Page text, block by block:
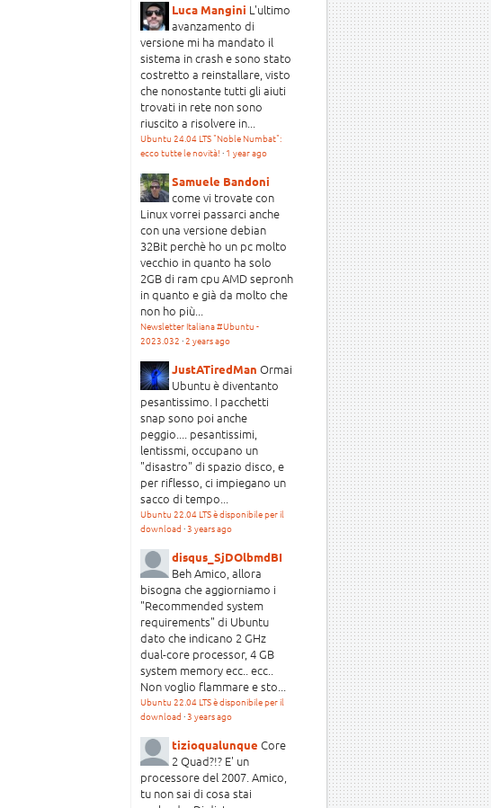
Luca Mangini L'ultimo
avanzamento di
versione mi ha mandato il
sistema in crash e sono stato
costretto a reinstallare, visto
che nonostante tutti gli aiuti
trovati in rete non sono
riuscito a risolvere in...
Ubuntu 24.04 LTS "Noble Numbat":
ecco tutte le novità! · 1 year ago
Samuele Bandoni
come vi trovate con
Linux vorrei passarci anche
con una versione debian
32Bit perchè ho un pc molto
vecchio in quanto ha solo
2GB di ram cpu AMD sepronh
in quanto e già da molto che
non ho più...
Newsletter Italiana #Ubuntu -
2023.032 ·2 years ago
JustATiredMan Ormai
Ubuntu è diventanto
pesantissimo. I pacchetti
snap sono poi anche
peggio.... pesantissimi,
lentissmi, occupano un
"disastro" di spazio disco, e
per riflesso, ci impiegano un
sacco di tempo...
Ubuntu 22.04 LTS è disponibile per il
download ·3 years ago
disqus_SjDOlbmdBI
Beh Amico, allora
bisogna che aggiorniamo i
"Recommended system
requirements" di Ubuntu
dato che indicano 2 GHz
dual-core processor, 4 GB
system memory ecc.. ecc..
Non voglio flammare e sto...
Ubuntu 22.04 LTS è disponibile per il
download ·3 years ago
tizioqualunque Core
2 Quad?!? E' un
processore del 2007. Amico,
tu non sai di cosa stai